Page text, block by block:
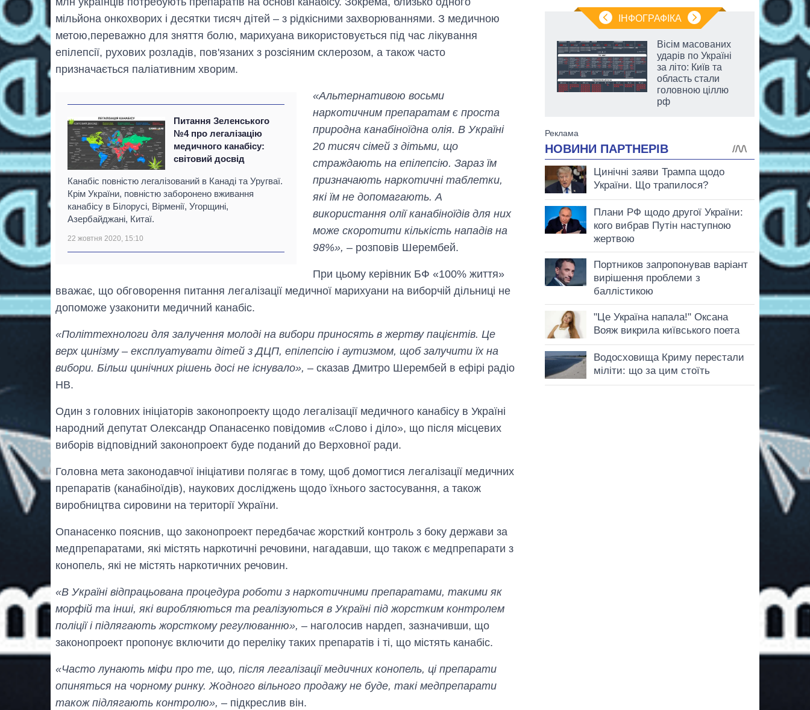
мільйона онкохворих і десятки тисяч дітей – з рідкісними захворюваннями. З медичною
метою,переважно для зняття болю, марихуана використовується під час лікування
епілепсії, рухових розладів, пов'язаних з розсіяним склерозом, а також часто
призначається паліативним хворим.
Питання Зеленського
№4 про легалізацію
медичного канабісу:
світовий досвід
Канабіс повністю легалізований в Канаді та Уругваї.
Крім України, повністю заборонено вживання
канабісу в Білорусі, Вірменії, Угорщині,
Азербайджані, Китаї.
22 жовтня 2020, 15:10
«Альтернативою восьми
наркотичним препаратам є проста
природна канабіноїдна олія. В Україні
20 тисяч сімей з дітьми, що
страждають на епілепсію. Зараз їм
призначають наркотичні таблетки,
які їм не допомагають. А
використання олії канабіноїдів для них
може скоротити кількість нападів на
98%», – розповів Шерембей.
При цьому керівник БФ «100% життя»
вважає, що обговорення питання легалізації медичної марихуани на виборчій дільниці не
допоможе узаконити медичний канабіс.
«Політтехнологи для залучення молоді на вибори приносять в жертву пацієнтів. Це
верх цинізму – експлуатувати дітей з ДЦП, епілепсію і аутизмом, щоб залучити їх на
вибори. Більш цинічних рішень досі не існувало», – сказав Дмитро Шерембей в ефірі радіо
НВ.
Один з головних ініціаторів законопроекту щодо легалізації медичного канабісу в Україні
народний депутат Олександр Опанасенко повідомив «Слово і діло», що після місцевих
виборів відповідний законопроект буде поданий до Верховної ради.
Головна мета законодавчої ініціативи полягає в тому, щоб домогтися легалізації медичних
препаратів (канабіноїдів), наукових досліджень щодо їхнього застосування, а також
виробництва сировини на території України.
Опанасенко пояснив, що законопроект передбачає жорсткий контроль з боку держави за
медпрепаратами, які містять наркотичні речовини, нагадавши, що також є медпрепарати з
конопель, які не містять наркотичних речовин.
«В Україні відпрацьована процедура роботи з наркотичними препаратами, такими як
морфій та інші, які виробляються та реалізуються в Україні під жорстким контролем
поліції і підлягають жорсткому регулюванню», – наголосив нардеп, зазначивши, що
законопроект пропонує включити до переліку таких препаратів і ті, що містять канабіс.
«Часто лунають міфи про те, що, після легалізації медичних конопель, ці препарати
опиняться на чорному ринку. Жодного вільного продажу не буде, такі медпрепарати
також підлягають контролю», – підкреслив він.
ІНФОГРАФІКА
Вісім масованих
ударів по Україні
за літо: Київ та
область стали
головною ціллю
рф